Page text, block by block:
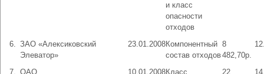
и класс
опасности
отходов
6. ЗАО «Алексиковский
Элеватор»
23.01.2008Компонентный
состав отходов
8
482,70р.
7. ОАО
10.01.2008Класс
22